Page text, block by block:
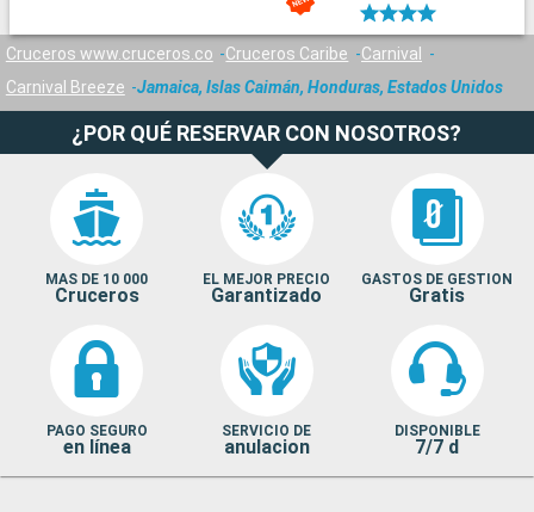
Cruceros www.cruceros.co Cruceros Caribe
Carnival
Carnival Breeze
Jamaica, Islas Caimán, Honduras, Estados Unidos
¿POR QUÉ RESERVAR CON NOSOTROS?
MAS DE 10 000
Cruceros
EL MEJOR PRECIO
Garantizado
GASTOS DE GESTION
Gratis
PAGO SEGURO
en línea
SERVICIO DE
anulacion
DISPONIBLE
7/7 d